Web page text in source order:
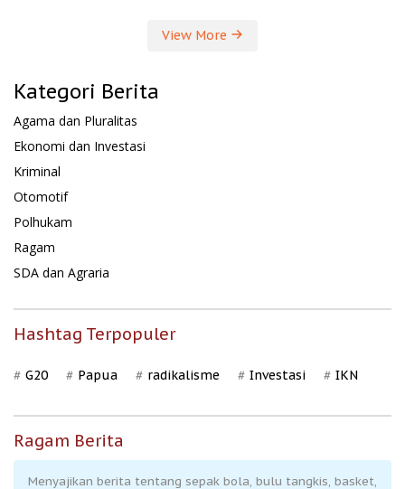
View More
Kategori Berita
Agama dan Pluralitas
Ekonomi dan Investasi
Kriminal
Otomotif
Polhukam
Ragam
SDA dan Agraria
Hashtag Terpopuler
G20 Papua radikalisme Investasi IKN
Ragam Berita
Menyajikan berita tentang sepak bola, bulu tangkis, basket,